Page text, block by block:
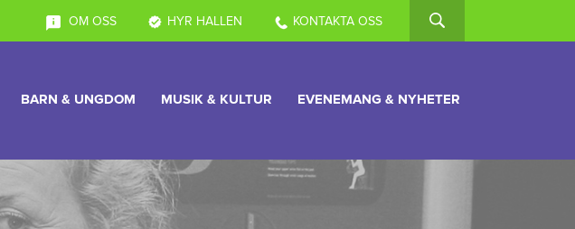
OM OSS HYR HALLEN KONTAKTA OSS
BARN & UNGDOM MUSIK & KULTUR EVENEMANG & NYHETER